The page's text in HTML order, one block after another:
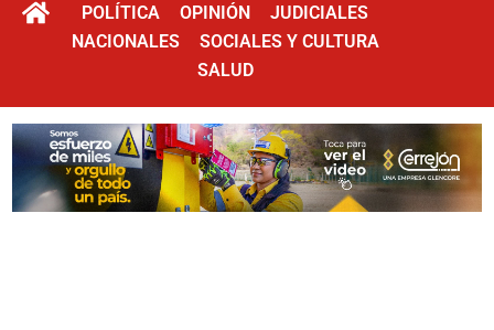
POLÍTICA OPINIÓN
JUDICIALES
NACIONALES
SOCIALES Y CULTURA
SALUD